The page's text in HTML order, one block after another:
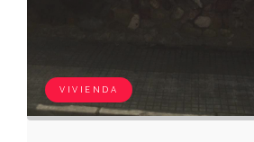
VIVIENDA